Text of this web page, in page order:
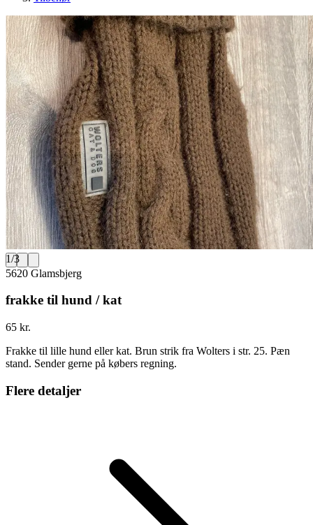
1/3
5620 Glamsbjerg
frakke til hund / kat
65 kr.
Frakke til lille hund eller kat. Brun strik fra Wolters i str. 25. Pæn
stand. Sender gerne på købers regning.
Flere detaljer